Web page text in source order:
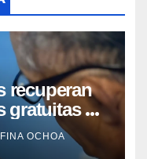
recuperan
gratuitas de
OCHOA